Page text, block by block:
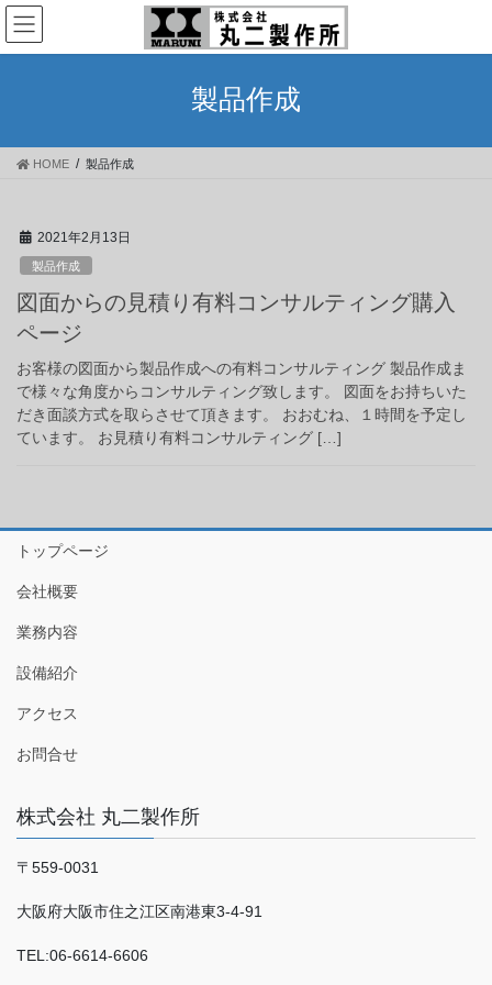
コ
ン
テ
ス
ナ
ビ
ゲ
ン
製品作成
HOME 製品作成
2021年2月13日
製品作成
図面からの見積り有料コンサルティング購入
ページ
お客様の図面から製品作成への有料コンサルティング 製品作成ま
で様々な角度からコンサルティング致します。 図面をお持ちいた
だき面談方式を取らさせて頂きます。 おおむね、１時間を予定し
ています。 お見積り有料コンサルティング […]
トップページ
会社概要
業務内容
設備紹介
アクセス
お問合せ
株式会社 丸二製作所
〒559-0031
大阪府大阪市住之江区南港東3-4-91
TEL:06-6614-6606